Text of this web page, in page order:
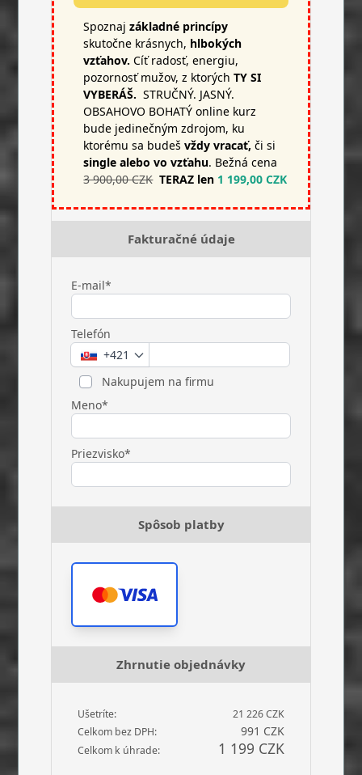
Spoznajzákladné princípy
skutočne krásnych, hlbokých
vzťahov. Cíť radosť, energiu,
pozornosť mužov, z ktorýchTY SI
VYBERÁŠ.STRUČNÝ. JASNÝ.
OBSAHOVO BOHATÝ online kurz
bude jedinečným zdrojom, ku
ktorému sa budeš vždy vracať, či si
single alebo vo vzťahu. Bežná cena
3 900,00 CZK TERAZ len 1 199,00 CZK
Fakturačné údaje
E-mail*
Telefón
+421
Nakupujem na firmu
Meno*
Priezvisko*
Spôsob platby
Zhrnutie objednávky
Ušetríte:
21 226 CZK
Celkom bez DPH:
991 CZK
Celkom k úhrade: 1 199 CZK